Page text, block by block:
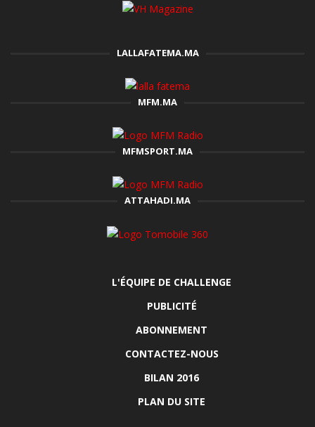
LALLAFATEMA.MA
MFM.MA
MFMSPORT.MA
ATTAHADI.MA
L'ÉQUIPE DE CHALLENGE
PUBLICITÉ
ABONNEMENT
CONTACTEZ-NOUS
BILAN 2016
PLAN DU SITE